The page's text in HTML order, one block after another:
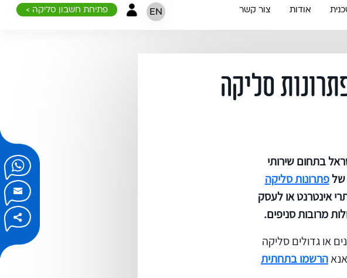
אודות צור קשר EN פתיחת חשבון סליקה >
סליקה
בתחום שירותי
שלפתרונות סליקה
אינטרנט או לעסק
מרובות סניפים.
או גדולים סליקה
הרשמו בתחתית